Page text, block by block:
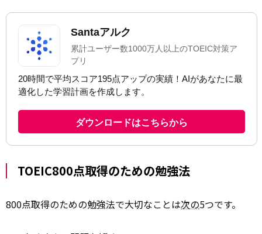
TOEIC800点取得のための勉強法
800点取得のための勉強法で大切なことは次の5つです。